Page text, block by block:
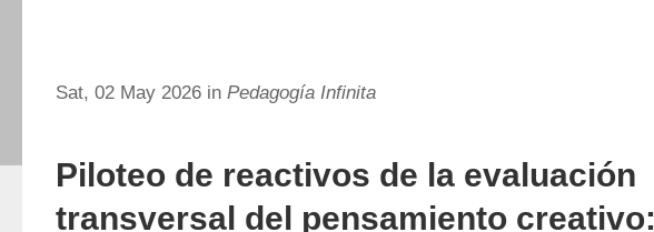
Sat, 02 May 2026 in Pedagogía Infinita
Piloteo de reactivos de la evaluación
transversal del pensamiento creativo: